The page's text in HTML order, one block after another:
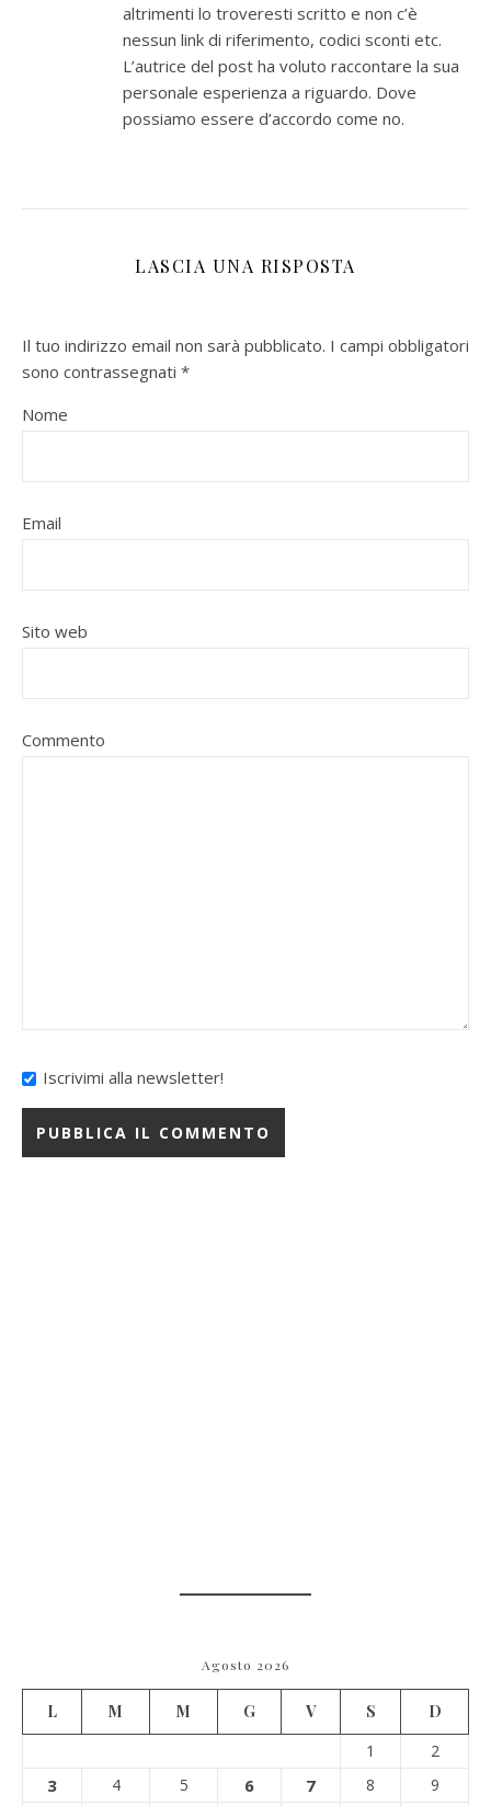
altrimenti lo troveresti scritto e non c’è
nessun link di riferimento, codici sconti etc.
L’autrice del post ha voluto raccontare la sua
personale esperienza a riguardo. Dove
possiamo essere d’accordo come no.
LASCIA UNA RISPOSTA
Il tuo indirizzo email non sarà pubblicato. I campi obbligatori
sono contrassegnati *
Nome
Email
Sito web
Commento
Iscrivimi alla newsletter!
Agosto 2026
L M M G V S
D
1
2
3 4 5 6 7 8
9